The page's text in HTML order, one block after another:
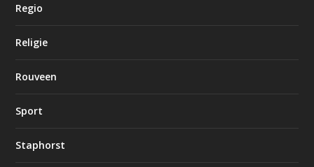
Regio
Religie
Rouveen
Sport
Staphorst